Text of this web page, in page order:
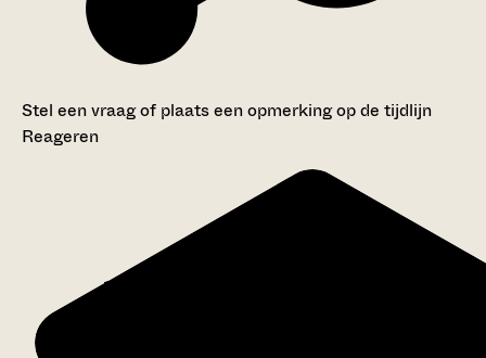
Stel een vraag of plaats een opmerking op de tijdlijn
Reageren